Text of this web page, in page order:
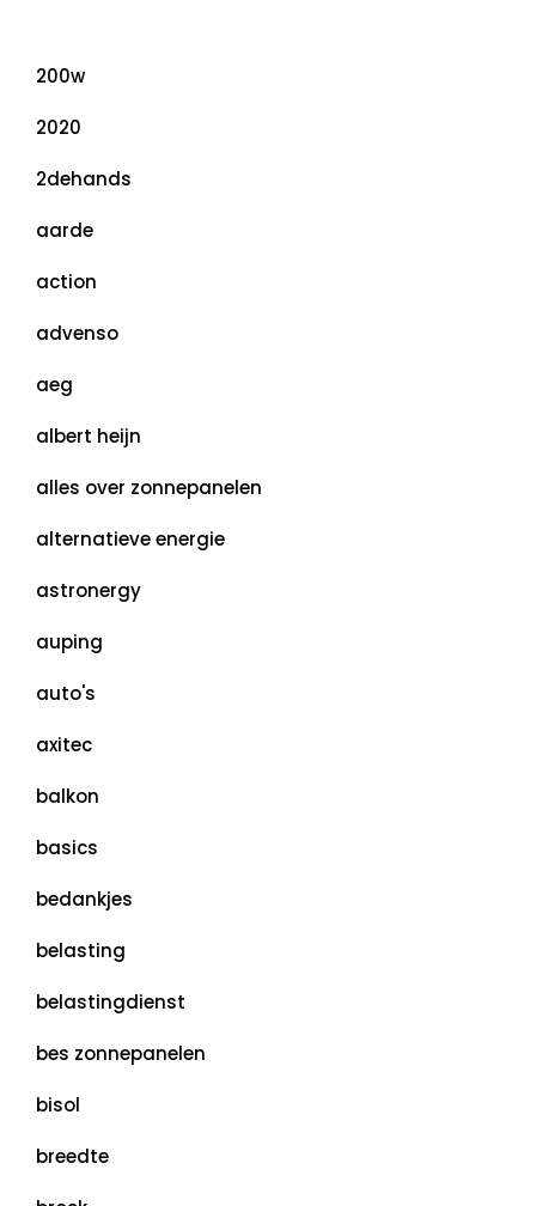
200w
2020
2dehands
aarde
action
advenso
aeg
albert heijn
alles over zonnepanelen
alternatieve energie
astronergy
auping
auto's
axitec
balkon
basics
bedankjes
belasting
belastingdienst
bes zonnepanelen
bisol
breedte